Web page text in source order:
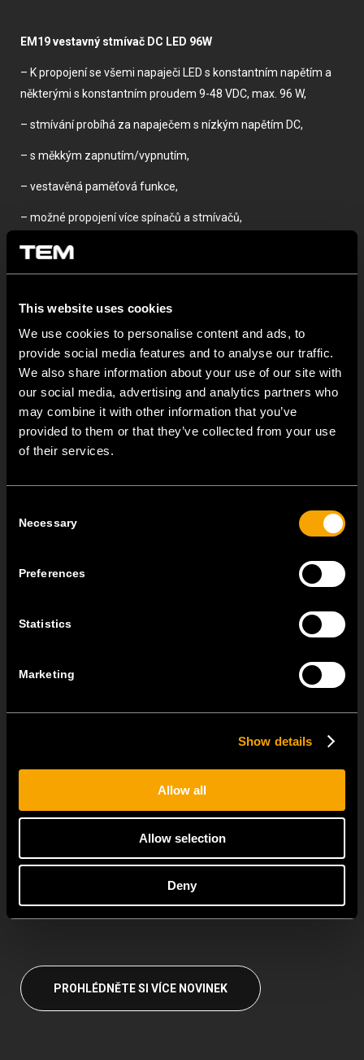
This website uses cookies
We use cookies to personalise content and ads, to
provide social media features and to analyse our traffic.
We also share information about your use of our site with
our social media, advertising and analytics partners who
may combine it with other information that you’ve
provided to them or that they’ve collected from your use
of their services.
Selection
Necessary
Preferences
Statistics
Marketing
Show details
Allow all
Allow selection
Deny
EM19 vestavný stmívač DC LED 96W
– K propojení se všemi napaječi LED s konstantním napětím a
některými s konstantním proudem 9-48 VDC, max. 96 W,
– stmívání probíhá za napaječem s nízkým napětím DC,
– s měkkým zapnutím/vypnutím,
– vestavěná paměťová funkce,
– možné propojení více spínačů a stmívačů,
– pouze k použití v interiéru.
Nové vestavné stmívače TEM s LED jsou právě nyní k
dostání u našich distributorů a autorizovaných prodejců.
OSTATNÍ NOVINKY TEM
MODUL EDGE – Design Line for Modular and Toggle Pin
assembled...
Universal mounting frames with universal functional elements
15 června
The MODUL family centres on universal mounting frames and
PROHLÉDNĚTE SI VÍCE NOVINEK